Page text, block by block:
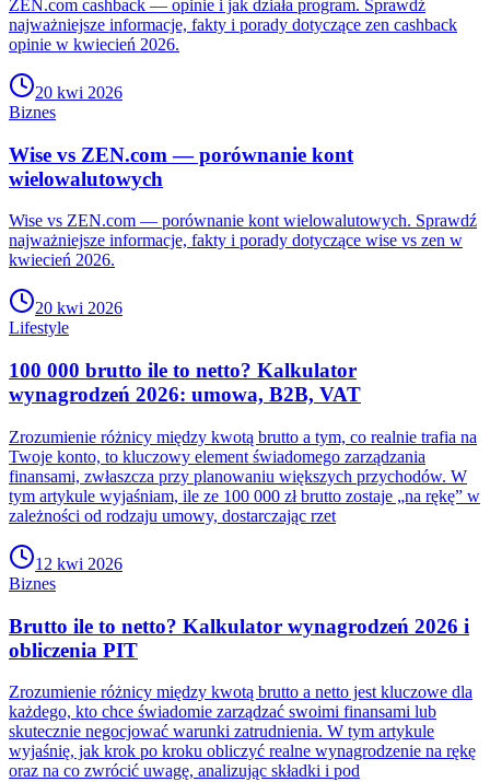
ZEN.com cashback — opinie i jak działa program. Sprawdź
najważniejsze informacje, fakty i porady dotyczące zen cashback
opinie w kwiecień 2026.
20 kwi 2026
Biznes
Wise vs ZEN.com — porównanie kont
wielowalutowych
Wise vs ZEN.com — porównanie kont wielowalutowych. Sprawdź
najważniejsze informacje, fakty i porady dotyczące wise vs zen w
kwiecień 2026.
20 kwi 2026
Lifestyle
100 000 brutto ile to netto? Kalkulator
wynagrodzeń 2026: umowa, B2B, VAT
Zrozumienie różnicy między kwotą brutto a tym, co realnie trafia na
Twoje konto, to kluczowy element świadomego zarządzania
finansami, zwłaszcza przy planowaniu większych przychodów. W
tym artykule wyjaśniam, ile ze 100 000 zł brutto zostaje „na rękę” w
zależności od rodzaju umowy, dostarczając rzet
12 kwi 2026
Biznes
Brutto ile to netto? Kalkulator wynagrodzeń 2026 i
obliczenia PIT
Zrozumienie różnicy między kwotą brutto a netto jest kluczowe dla
każdego, kto chce świadomie zarządzać swoimi finansami lub
skutecznie negocjować warunki zatrudnienia. W tym artykule
wyjaśnię, jak krok po kroku obliczyć realne wynagrodzenie na rękę
oraz na co zwrócić uwagę, analizując składki i pod